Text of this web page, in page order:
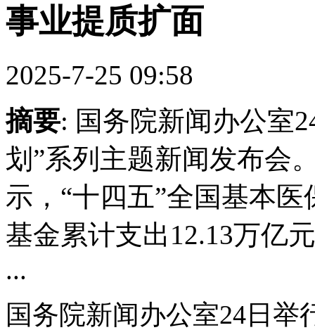
事业提质扩面
2025-7-25 09:58
摘要: 国务院新闻办公室
划”系列主题新闻发布会
示，“十四五”全国基本
基金累计支出12.13万亿
...
国务院新闻办公室24日举